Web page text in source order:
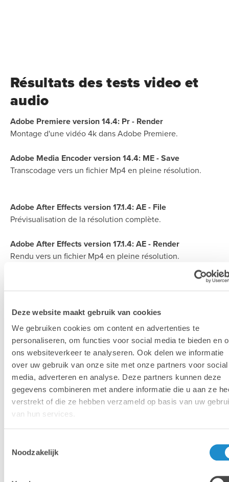
Deze website maakt gebruik van cookies
We gebruiken cookies om content en advertenties te
personaliseren, om functies voor social media te bieden en
ons websiteverkeer te analyseren. Ook delen we informatie
over uw gebruik van onze site met onze partners voor social
media, adverteren en analyse. Deze partners kunnen deze
gegevens combineren met andere informatie die u aan ze
verstrekt of die ze hebben verzameld op basis van uw
van hun services.
Noodzakelijk
Résultats des tests video et
audio
Adobe Premiere version 14.4: Pr - Render
Montage d'une vidéo 4k dans Adobe Premiere.
Adobe Media Encoder version 14.4: ME - Save
Transcodage vers un fichier Mp4 en pleine résolution.
Adobe After Effects version 17.1.4: AE - File
Prévisualisation de la résolution complète.
Adobe After Effects version 17.1.4: AE - Render
Rendu vers un fichier Mp4 en pleine résolution.
Adobe Audition version 13.0: Aud - Open
Adobe Audition version 13.0: Aud - Fx
Exécution d'un effet audio complexe sur une piste audio.
Résultats des tests 3D et
Adobe Dimension version 3.4: Dn - Render